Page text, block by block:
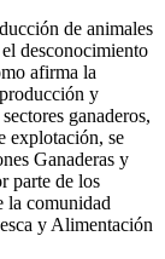
de animales
desconocimiento
afirma la
y
ganaderos,
explotación, se
Ganaderas y
parte de los
la comunidad
y Alimentación